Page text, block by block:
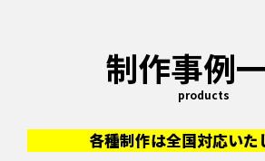
制作事例
products
各種制作は全国対応いた